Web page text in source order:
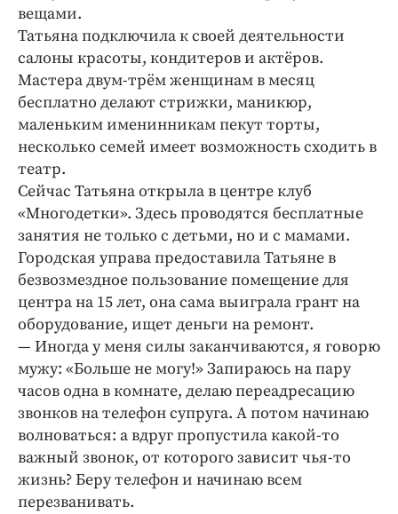
вещами.
Татьяна подключила к своей деятельности
салоны красоты, кондитеров и актёров.
Мастера двум-­трём женщинам в месяц
бесплатно делают стрижки, маникюр,
маленьким именинникам пекут торты,
несколько семей имеет возможность сходить в
театр.
Сейчас Татьяна открыла в центре клуб
«Многодетки». Здесь проводятся бесплатные
занятия не только с детьми, но и с мамами.
Городская управа предоставила Татьяне в
безвозмездное пользование помещение для
центра на 15 лет, она сама выиграла грант на
оборудование, ищет деньги на ремонт.
— Иногда у меня силы заканчиваются, я говорю
мужу: «Больше не могу!» Запираюсь на пару
часов одна в комнате, делаю переадресацию
звонков на телефон супруга. А потом начинаю
волноваться: а вдруг пропустила какой-­то
важный звонок, от которого зависит чья-­то
жизнь? Беру телефон и начинаю всем
перезванивать.